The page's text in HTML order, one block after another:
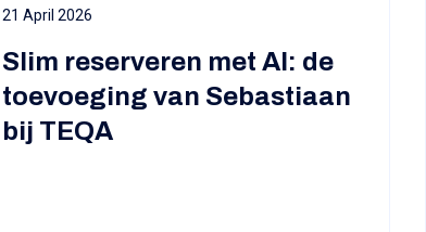
21 April 2026
Slim reserveren met AI: de
toevoeging van Sebastiaan
bij TEQA